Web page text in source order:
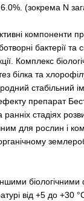
(зокрема N
компоненти
бактерії
Комплекс
білка та
стабільний
препарат
стадіях
для рослин і
від +5 до +30